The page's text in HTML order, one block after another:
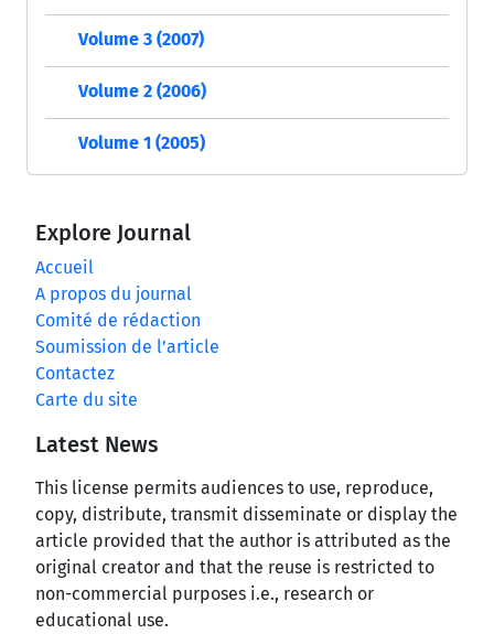
Volume 3 (2007)
Volume 2 (2006)
Volume 1 (2005)
Explore Journal
Accueil
A propos du journal
Comité de rédaction
Soumission de l’article
Contactez
Carte du site
Latest News
This license permits audiences to use, reproduce,
copy, distribute, transmit disseminate or display the
article provided that the author is attributed as the
original creator and that the reuse is restricted to
non-commercial purposes i.e., research or
educational use.